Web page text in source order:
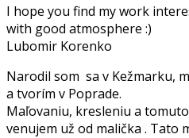
I hope you find my work
with good atmosphere :)
Lubomir Korenko
Narodil som sa v Kežmarku,
a tvorím v Poprade.
Maľovaniu, kresleniu a
venujem už od malička . Tato